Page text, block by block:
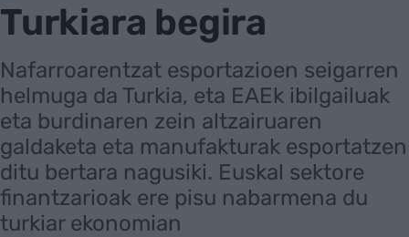
Turkiara begira
Nafarroarentzat esportazioen seigarren
helmuga da Turkia, eta EAEk ibilgailuak
eta burdinaren zein altzairuaren
galdaketa eta manufakturak esportatzen
ditu bertara nagusiki. Euskal sektore
finantzarioak ere pisu nabarmena du
turkiar ekonomian